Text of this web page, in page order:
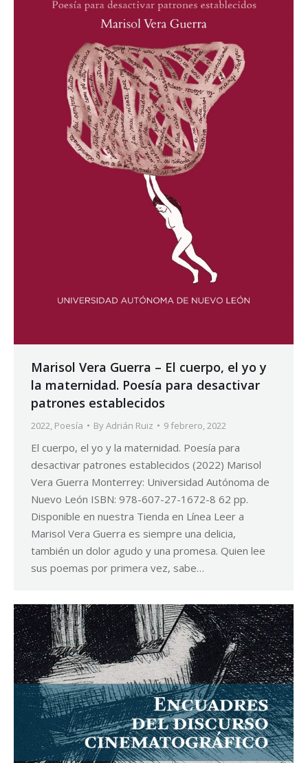
Marisol Vera Guerra – El cuerpo, el yo y
la maternidad. Poesía para desactivar
patrones establecidos
2022, Poesía ByAdrián Ruiz 9 febrero, 2022
El cuerpo, el yo y la maternidad. Poesía para
desactivar patrones establecidos (2022) Marisol
Vera Guerra Monterrey: Universidad Autónoma de
Nuevo León ISBN: 978-607-27-1672-8 62 pp.
Disponible en nuestra Tienda en Línea Leer a
Marisol Vera Guerra es siempre una delicia,
también un dolor agudo y una promesa. Quien lee
sus poemas por primera vez, sabe…